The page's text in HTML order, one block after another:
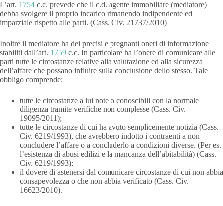
L’art. 1754 c.c. prevede che il c.d. agente immobiliare (mediatore)
debba svolgere il proprio incarico rimanendo indipendente ed
imparziale rispetto alle parti. (Cass. Civ. 21737/2010)
Inoltre il mediatore ha dei precisi e pregnanti oneri di informazione
stabiliti dall’art. 1759 c.c. In particolare ha l’onere di comunicare alle
parti tutte le circostanze relative alla valutazione ed alla sicurezza
dell’affare che possano influire sulla conclusione dello stesso. Tale
obbligo comprende:
tutte le circostanze a lui note o conoscibili con la normale
diligenza tramite verifiche non complesse (Cass. Civ.
19095/2011);
tutte le circostanze di cui ha avuto semplicemente notizia (Cass.
Civ. 6219/1993), che avrebbero indotto i contraenti a non
concludere l’affare o a concluderlo a condizioni diverse. (Per es.
l’esistenza di abusi edilizi e la mancanza dell’abitabilità) (Cass.
Civ. 6219/1993);
il dovere di astenersi dal comunicare circostanze di cui non abbia
consapevolezza o che non abbia verificato (Cass. Civ.
16623/2010).